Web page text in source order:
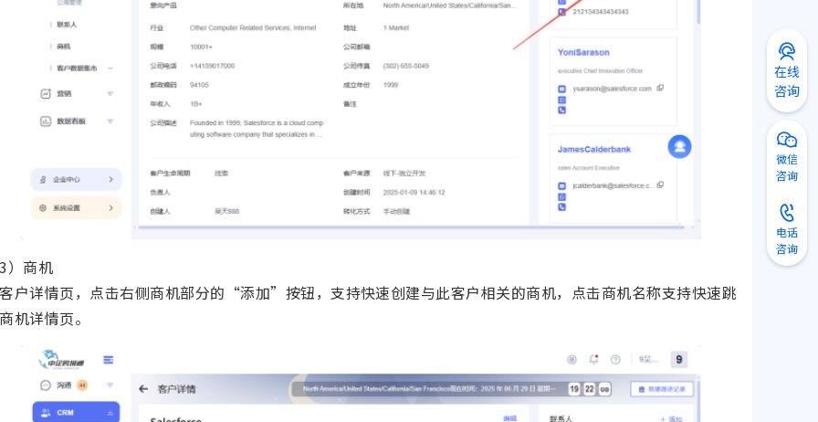
3）商机
户详情页，点击右侧商机部分的“添加”按钮，支持快速创建与此客户相关的商机，点击商机名称支持快速跳
机详情页。
在线
咨询
微信
咨询
电话
咨询